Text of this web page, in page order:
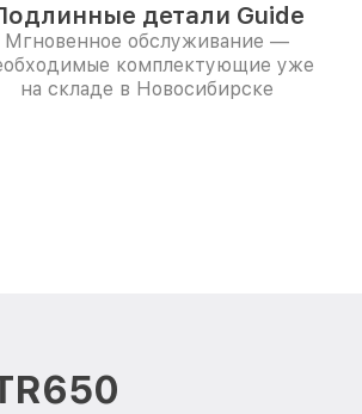
детали Guide
Мгновенное обслуживание —
комплектующие уже
на складе в Новосибирске